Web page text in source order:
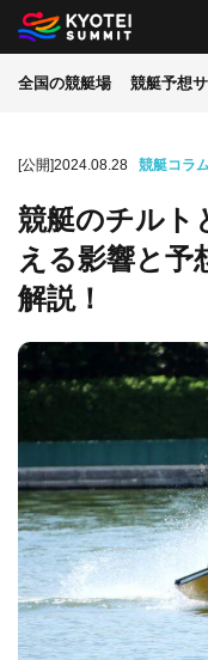
全国の競艇場 競艇予想
[公開]2024.08.28 競艇コラム
競艇のチルト
える影響と予
解説！